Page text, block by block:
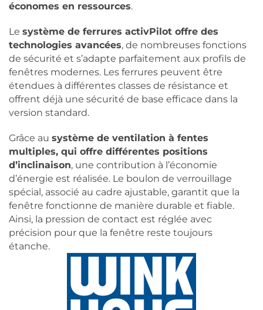
économes en ressources.
Le système de ferrures activPilot offre des
technologies avancées, de nombreuses fonctions
de sécurité et s’adapte parfaitement aux profils de
fenêtres modernes. Les ferrures peuvent être
étendues à différentes classes de résistance et
offrent déjà une sécurité de base efficace dans la
version standard.
Grâce au système de ventilation à fentes
multiples, qui offre différentes positions
d’inclinaison, une contribution à l’économie
d’énergie est réalisée. Le boulon de verrouillage
spécial, associé au cadre ajustable, garantit que la
fenêtre fonctionne de manière durable et fiable.
Ainsi, la pression de contact est réglée avec
précision pour que la fenêtre reste toujours
étanche.